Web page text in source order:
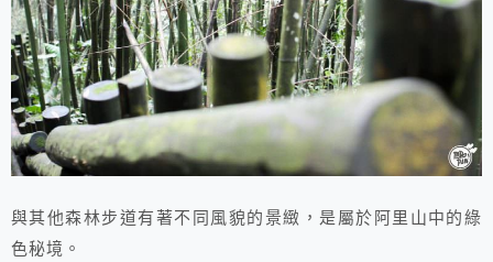
與其他森林步道有著不同風貌的景緻，是屬於阿里山中的綠
色秘境。